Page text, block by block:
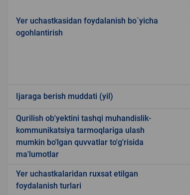
Yer uchastkasidan foydalanish bo`yicha
ogohlantirish
Ijaraga berish muddati (yil)
Qurilish ob'yektini tashqi muhandislik-
kommunikatsiya tarmoqlariga ulash
mumkin bo'lgan quvvatlar to'g'risida
ma'lumotlar
Yer uchastkalaridan ruxsat etilgan
foydalanish turlari